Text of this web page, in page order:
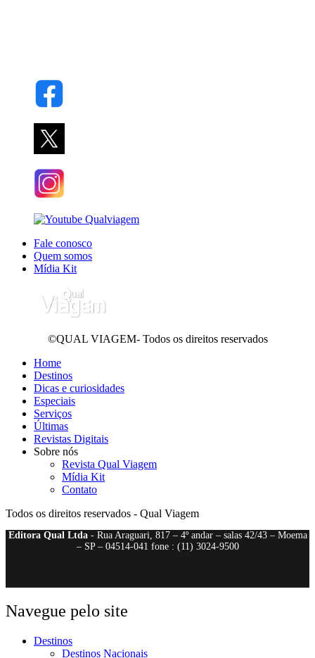
Fale conosco
Quem somos
Mídia Kit
©QUAL VIAGEM- Todos os direitos reservados
Home
Destinos
Dicas e curiosidades
Especiais
Serviços
Últimas
Revistas Digitais
Sobre nós
Revista Qual Viagem
Mídia Kit
Contato
Todos os direitos reservados - Qual Viagem
Editora Qual Ltda- Rua Araguari, 817 – 4º andar – salas 42/43 – Moema
– SP – 04514-041 fone : (11) 3024-9500
Navegue pelo site
Destinos
Destinos Nacionais